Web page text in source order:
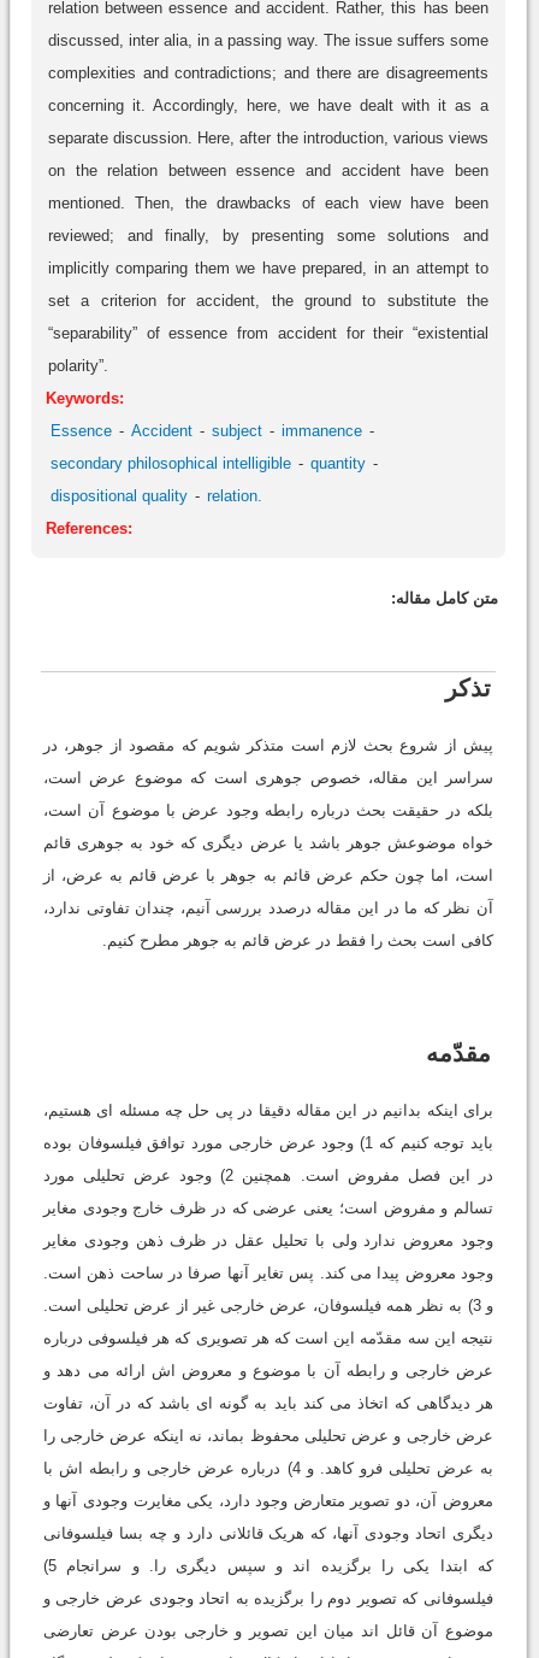
relation between essence and accident. Rather, this has been
discussed, inter alia, in a passing way. The issue suffers some
complexities and contradictions; and there are disagreements
concerning it. Accordingly, here, we have dealt with it as a
separate discussion. Here, after the introduction, various views
on the relation between essence and accident have been
mentioned. Then, the drawbacks of each view have been
reviewed; and finally, by presenting some solutions and
implicitly comparing them we have prepared, in an attempt to
set a criterion for accident, the ground to substitute the
“separability” of essence from accident for their “existential
polarity”.
Keywords:
Essence
Accident subject
immanence
secondary philosophical intelligible
quantity
dispositional quality
relation.
References:
متن کامل مقاله:
تذکر
پیش از شروع بحث لازم است متذکر شویم که مقصود از جوهر، در
سراسر این مقاله، خصوص جوهرى است که موضوع عرض است،
بلکه در حقیقت بحث درباره رابطه وجود عرض با موضوع آن است،
خواه موضوعش جوهر باشد یا عرض دیگرى که خود به جوهرى قائم
است، اما چون حکم عرض قائم به جوهر با عرض قائم به عرض، از
آن نظر که ما در این مقاله درصدد بررسى آنیم، چندان تفاوتى ندارد،
کافى است بحث را فقط در عرض قائم به جوهر مطرح کنیم.
مقدّمه
براى اینکه بدانیم در این مقاله دقیقا در پى حل چه مسئله اى هستیم،
باید توجه کنیم که 1) وجود عرض خارجى مورد توافق فیلسوفان بوده
در این فصل مفروض است. همچنین 2) وجود عرض تحلیلى مورد
تسالم و مفروض است؛ یعنى عرضى که در ظرف خارج وجودى مغایر
وجود معروض ندارد ولى با تحلیل عقل در ظرف ذهن وجودى مغایر
وجود معروض پیدا مى کند. پس تغایر آنها صرفا در ساحت ذهن است.
و 3) به نظر همه فیلسوفان، عرض خارجى غیر از عرض تحلیلى است.
نتیجه این سه مقدّمه این است که هر تصویرى که هر فیلسوفى درباره
عرض خارجى و رابطه آن با موضوع و معروض اش ارائه مى دهد و
هر دیدگاهى که اتخاذ مى کند باید به گونه اى باشد که در آن، تفاوت
عرض خارجى و عرض تحلیلى محفوظ بماند، نه اینکه عرض خارجى را
به عرض تحلیلى فرو کاهد. و 4) درباره عرض خارجى و رابطه اش با
معروض آن، دو تصویر متعارض وجود دارد، یکى مغایرت وجودى آنها و
دیگرى اتحاد وجودى آنها، که هریک قائلانى دارد و چه بسا فیلسوفانى
که ابتدا یکى را برگزیده اند و سپس دیگرى را. و سرانجام 5)
فیلسوفانى که تصویر دوم را برگزیده به اتحاد وجودى عرض خارجى و
موضوع آن قائل اند میان این تصویر و خارجى بودن عرض تعارضى